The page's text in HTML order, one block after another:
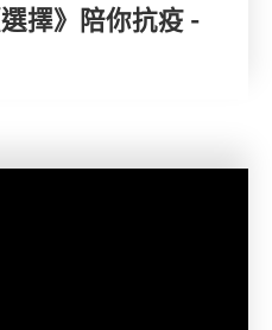
擇》陪你抗疫 -